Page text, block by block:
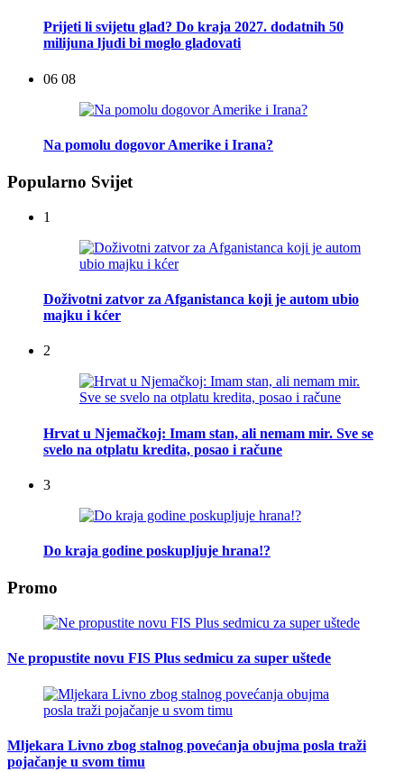
Prijeti li svijetu glad? Do kraja 2027. dodatnih 50
milijuna ljudi bi moglo gladovati
06 08
Na pomolu dogovor Amerike i Irana?
Popularno Svijet
1
Doživotni zatvor za Afganistanca koji je autom ubio
majku i kćer
2
Hrvat u Njemačkoj: Imam stan, ali nemam mir. Sve se
svelo na otplatu kredita, posao i račune
3
Do kraja godine poskupljuje hrana!?
Promo
Ne propustite novu FIS Plus sedmicu za super uštede
Mljekara Livno zbog stalnog povećanja obujma posla traži
pojačanje u svom timu